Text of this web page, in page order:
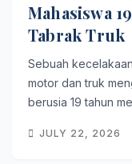
Mahasiswa
Tabrak Truk
Sebuah
motor dan truk
berusia 19 tahun
JULY 22, 2026